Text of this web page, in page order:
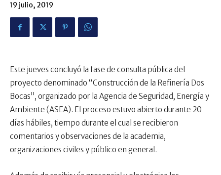
19 julio, 2019
Este jueves concluyó la fase de consulta pública del
proyecto denominado “Construcción de la Refinería Dos
Bocas”, organizado por la Agencia de Seguridad, Energía y
Ambiente (ASEA). El proceso estuvo abierto durante 20
días hábiles, tiempo durante el cual se recibieron
comentarios y observaciones de la academia,
organizaciones civiles y público en general.